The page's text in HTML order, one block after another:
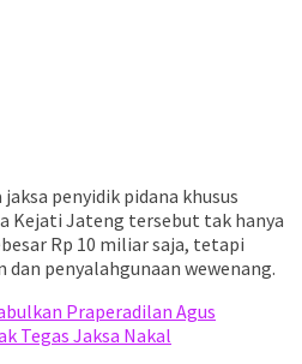
penyidik pidana khusus
Kejati Jateng tersebut tak hanya
Rp 10 miliar saja, tetapi
penyalahgunaan wewenang.
Praperadilan Agus
Tegas Jaksa Nakal